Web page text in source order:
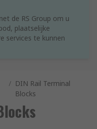
de RS Group om u
plaatselijke
services te kunnen
/ DIN Rail Terminal
Blocks